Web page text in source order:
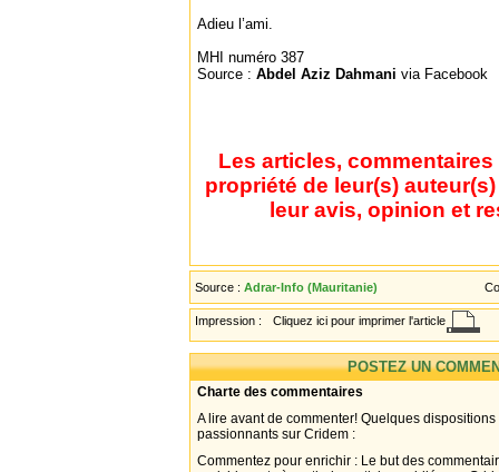
Adieu l’ami.
MHI numéro 387
Source : Abdel Aziz Dahmani via Facebook
Les articles,
propriété de leur(s)
leur avis, opinion et
Source : Adrar-Info (Mauritanie)
Impression : Cliquez ici pour imprimer l'article
POSTEZ UN
Charte des commentaires
A lire avant de commenter! Quelques
passionnants sur Cridem :
Commentez pour enrichir : Le but des